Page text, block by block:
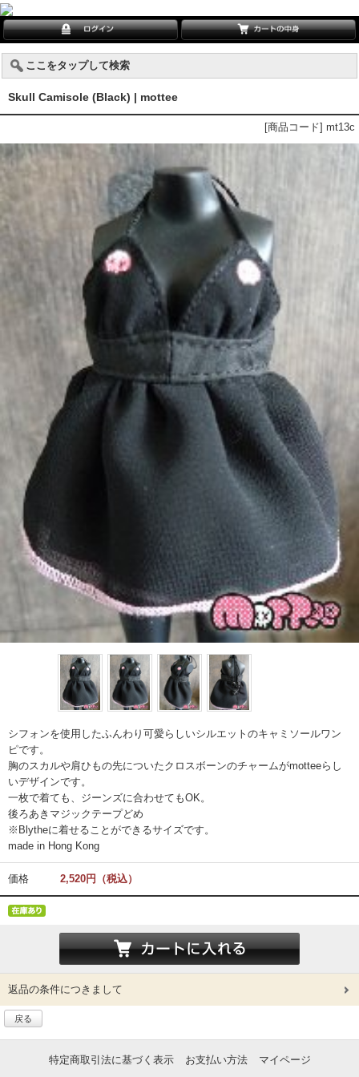
ここをタップして検索
Skull Camisole (Black) | mottee
[商品コード] mt13c
シフォンを使用したふんわり可愛らしいシルエットのキャミソールワン
ピです。
胸のスカルや肩ひもの先についたクロスボーンのチャームがmotteeらし
いデザインです。
一枚で着ても、ジーンズに合わせてもOK。
後ろあきマジックテープどめ
※Blytheに着せることができるサイズです。
made in Hong Kong
価格 2,520円（税込）
返品の条件につきまして
戻る
特定商取引法に基づく表示 お支払い方法 マイページ